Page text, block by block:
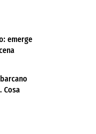
emerge
Cosa